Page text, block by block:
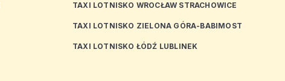
TAXI LOTNISKO WROCŁAW STRACHOWICE
TAXI LOTNISKO ZIELONA GÓRA-BABIMOST
TAXI LOTNISKO ŁÓDŹ LUBLINEK